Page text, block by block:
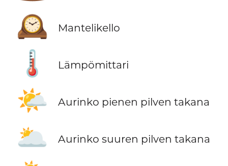
🕰️ Mantelikello
🌡️ Lämpömittari
🌤️ Aurinko pienen pilven takana
🌥️ Aurinko suuren pilven takana